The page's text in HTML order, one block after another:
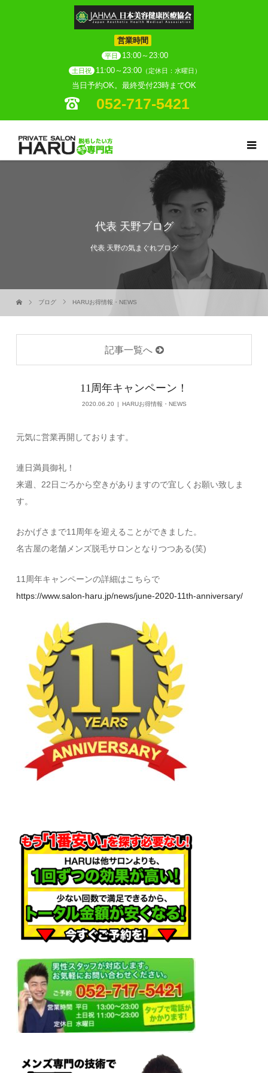
営業時間
平日 13:00～23:00
土日祝 11:00～23:00 （定休日：水曜日）
当日予約OK。最終受付23時までOK
052-717-5421
代表 天野ブログ
代表 天野の気まぐれブログ
ブログ HARUお得情報・NEWS
記事一覧へ
11周年キャンペーン！
2020.06.20 HARUお得情報・NEWS
元気に営業再開しております。
連日満員御礼！
来週、22日ごろから空きがありますので宜しくお願い致しま
す。
おかげさまで11周年を迎えることができました。
名古屋の老舗メンズ脱毛サロンとなりつつある(笑)
11周年キャンペーンの詳細はこちらで
https://www.salon-haru.jp/news/june-2020-11th-anniversary/